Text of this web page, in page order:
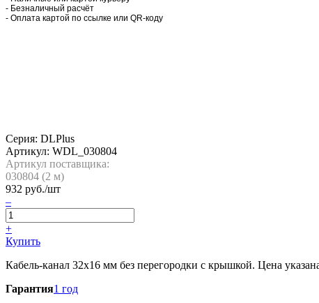
- Безналичный расчёт
- Оплата картой по ссылке или QR-коду
Серия: DLPlus
Артикул: WDL_030804
Артикул поставщика:
030804 (2 м)
932 руб./шт
–
+
Купить
Кабель-канал 32х16 мм без перегородки с крышкой. Цена
Гарантия1 год